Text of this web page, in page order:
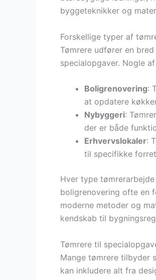
byggeteknikker og
Forskellige typer af
Tømrere udfører en
specialopgaver. Nogle
Boligrenovering:
at opdatere
Nybyggeri:
der er både
Erhvervslokaler:
til specifikke
Hver type
boligrenovering ofte en
moderne metoder og
kendskab til
Tømrere til
Mange tømrere tilbyder
kan inkludere alt fra